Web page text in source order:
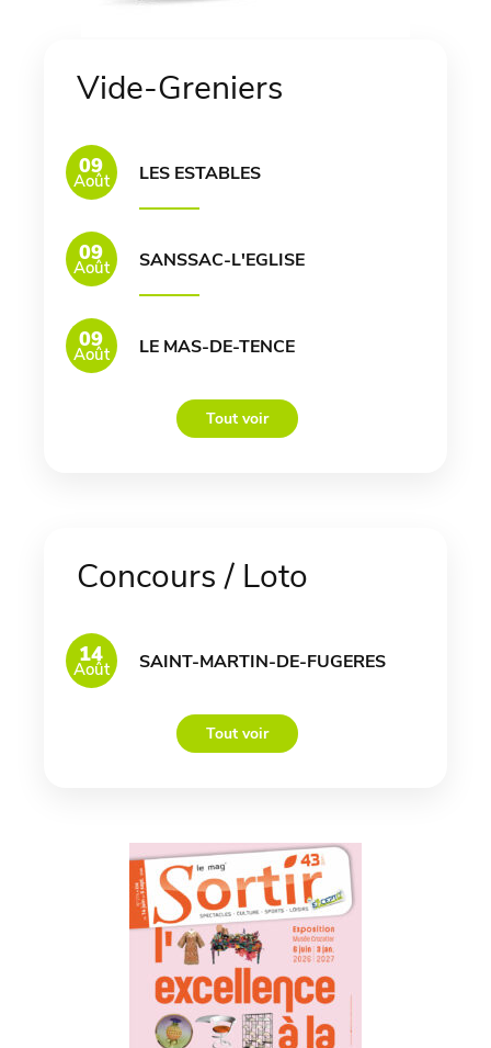
Vide-Greniers
09
Août LES ESTABLES
09
Août SANSSAC-L'EGLISE
09
Août LE MAS-DE-TENCE
Tout voir
Concours / Loto
14
Août SAINT-MARTIN-DE-FUGERES
Tout voir